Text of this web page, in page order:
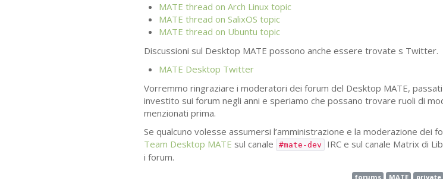
MATE thread on Arch Linux topic
MATE thread on SalixOS topic
MATE thread on Ubuntu topic
Discussioni sul Desktop MATE possono anche essere trovate s Twitter.
MATE Desktop Twitter
Vorremmo ringraziare i moderatori dei forum del Desktop MATE,
investito sui forum negli anni e speriamo che possano trovare ruoli di
menzionati prima.
Se qualcuno volesse assumersi l’amministrazione e la moderazione dei
Team Desktop MATE sul canale #mate-dev IRCe sul canale Matrix di
i forum.
forums MATE private